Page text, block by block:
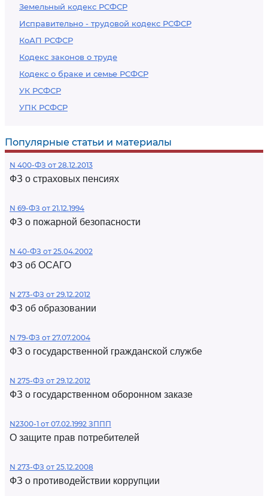
Земельный кодекс РСФСР
Исправительно - трудовой кодекс РСФСР
КоАП РСФСР
Кодекс законов о труде
Кодекс о браке и семье РСФСР
УК РСФСР
УПК РСФСР
Популярные статьи и материалы
N 400-ФЗ от 28.12.2013
ФЗ о страховых пенсиях
N 69-ФЗ от 21.12.1994
ФЗ о пожарной безопасности
N 40-ФЗ от 25.04.2002
ФЗ об ОСАГО
N 273-ФЗ от 29.12.2012
ФЗ об образовании
N 79-ФЗ от 27.07.2004
ФЗ о государственной гражданской службе
N 275-ФЗ от 29.12.2012
ФЗ о государственном оборонном заказе
N2300-1 от 07.02.1992 ЗППП
О защите прав потребителей
N 273-ФЗ от 25.12.2008
ФЗ о противодействии коррупции